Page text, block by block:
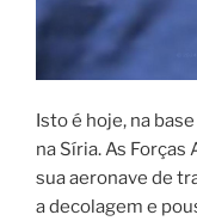
Isto é hoje, na
na Síria. As
sua aeronave de
a decolagem e